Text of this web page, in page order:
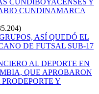
CUNDINAMARCA
ASÍ QUEDÓ EL
DE FUTSAL SUB-17
AL DEPORTE EN
QUE APROBARON
Y